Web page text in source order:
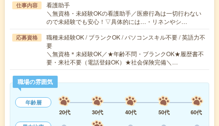
仕事内容
看護助手
＼無資格・未経験OKの看護助手／医療行為は一切行わない
ので未経験でも安心！▽具体的には…・リネンやシ…
応募資格
職種未経験OK / ブランクOK / パソコンスキル不要 / 英語力不
要
＼無資格＊未経験OK／★年齢不問・ブランクOK★履歴書不
要・来社不要（電話登録OK）★社会保険完備＼…
職場の雰囲気
年齢層
20代
30代 40代 50代
60代